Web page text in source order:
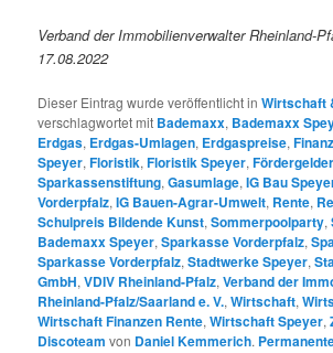
Verband der Immobilienverwalter Rheinland-
17.08.2022
Dieser Eintrag wurde veröffentlicht inWirtschaft
verschlagwortet mit Bademaxx, Bademaxx
Erdgas, Erdgas-Umlagen, Erdgaspreise,
Speyer,Floristik,Floristik Speyer,Fördergelder
Sparkassenstiftung,Gasumlage,IG Bau
Vorderpfalz,IG Bauen-Agrar-Umwelt, Rente,
Schulpreis Bildende Kunst,Sommerpoolparty,
Bademaxx Speyer,Sparkasse Vorderpfalz,
Sparkasse Vorderpfalz,Stadtwerke Speyer,
GmbH,VDIV Rheinland-Pfalz,Verband der
Rheinland-Pfalz/Saarland e. V.,Wirtschaft,
Wirtschaft Finanzen Rente,Wirtschaft Speyer,
Discoteam von Daniel Kemmerich.